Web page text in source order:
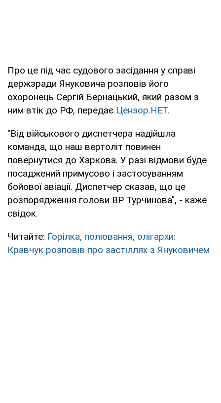
Про це під час судового засідання у справі
держзради Януковича розповів його
охоронець Сергій Бернацький, який разом з
ним втік до РФ, передає Цензор.НЕТ.
"Від військового диспетчера надійшла
команда, що наш вертоліт повинен
повернутися до Харкова. У разі відмови буде
посаджений примусово і застосуванням
бойової авіації. Диспетчер сказав, що це
розпорядження голови ВР Турчинова", - каже
свідок.
Читайте: Горілка, полювання, олігархи:
Кравчук розповів про застіллях з Януковичем